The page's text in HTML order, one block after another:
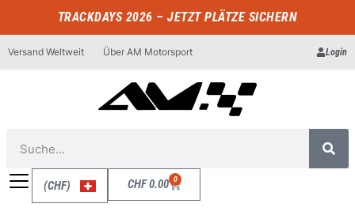
TRACKDAYS 2026 – JETZT PLÄTZE SICHERN
Versand Weltweit Über AM Motorsport Login
(CHF) CHF0.00 0